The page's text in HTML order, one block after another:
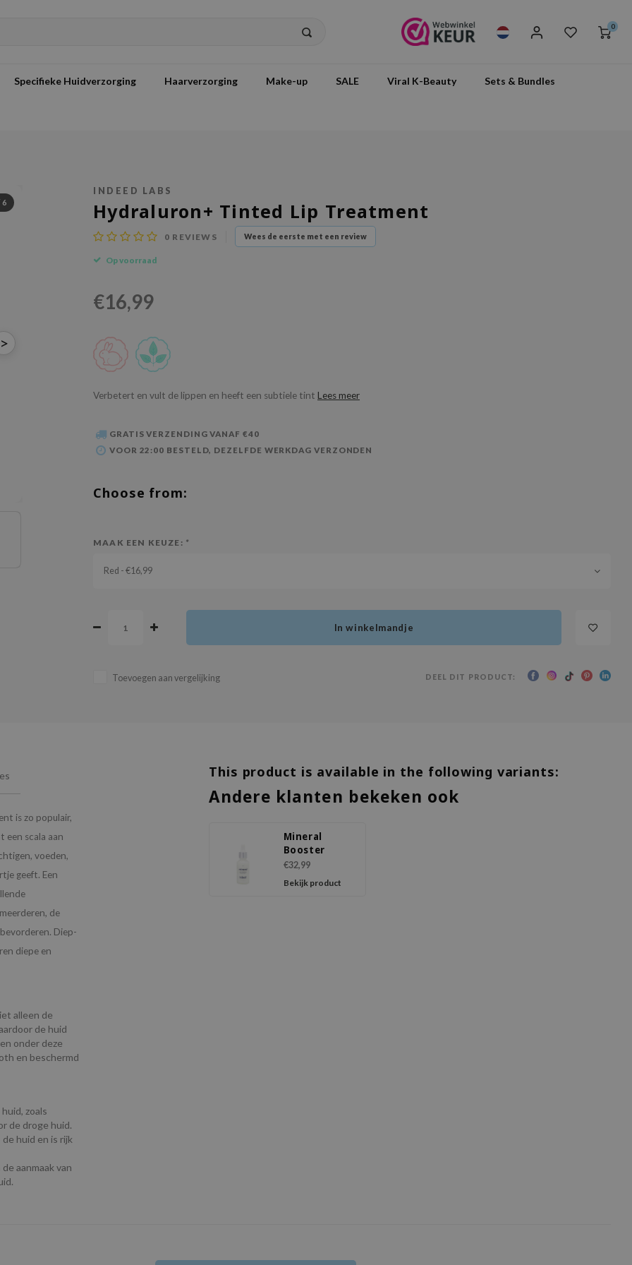
0
Specifieke Huidverzorging Haarverzorging Make-up SALE Viral K-Beauty Sets & Bundles
6
INDEED LABS
Hydraluron+ Tinted Lip Treatment
0 REVIEWS Wees de eerste met een review
Op voorraad
€16,99
Verbetert en vult de lippen en heeft een subtiele tint Lees meer
GRATIS VERZENDING VANAF €40
VOOR 22:00 BESTELD, DEZELFDE WERKDAG VERZONDEN
Choose from:
MAAK EEN KEUZE: *
Red - €16,99
In winkelmandje
Toevoegen aan vergelijking DEEL DIT PRODUCT:
is zo populair,
een scala aan
voeden,
geeft. Een
de
Diep-
diepe en
alleen de
de huid
onder deze
en beschermd
zoals
de droge huid.
huid en is rijk
aanmaak van
This product is available in the following variants:
Andere klanten bekeken ook
Mineral
Booster
€32,99
Bekijk product